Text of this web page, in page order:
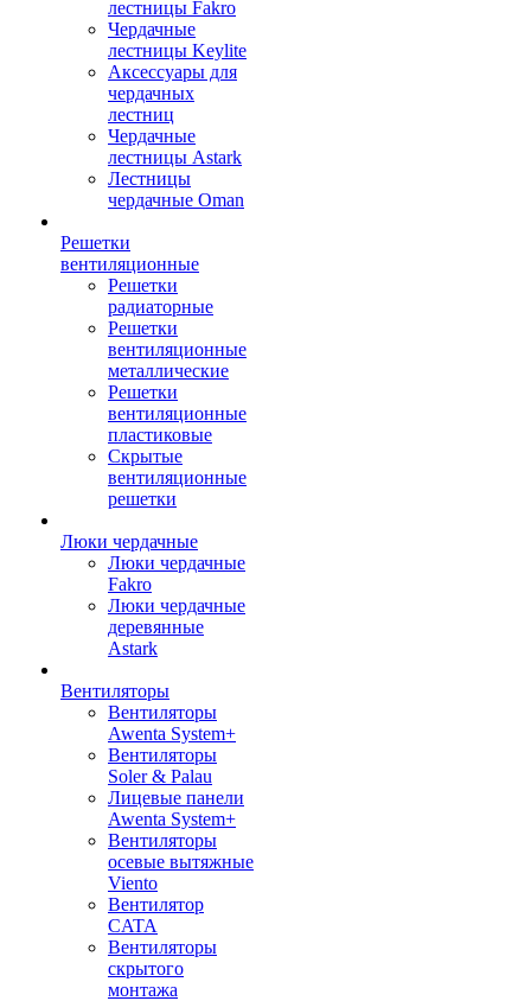
лестницы Fakro
Чердачные
лестницы Keylite
Аксессуары для
чердачных
лестниц
Чердачные
лестницы Astark
Лестницы
чердачные Oman
Решетки
вентиляционные
Решетки
радиаторные
Решетки
вентиляционные
металлические
Решетки
вентиляционные
пластиковые
Скрытые
вентиляционные
решетки
Люки чердачные
Люки чердачные
Fakro
Люки чердачные
деревянные
Astark
Вентиляторы
Вентиляторы
Awenta System+
Вентиляторы
Soler & Palau
Лицевые панели
Awenta System+
Вентиляторы
осевые вытяжные
Viento
Вентилятор
CATA
Вентиляторы
скрытого
монтажа